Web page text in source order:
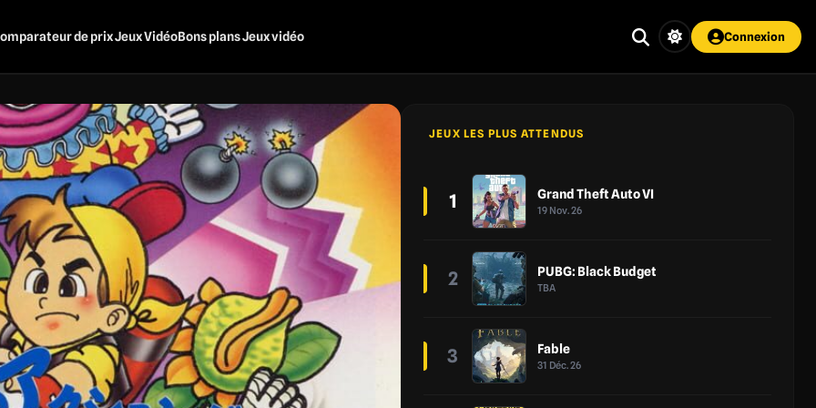
de prix Jeux VidéoBons plans Jeux vidéo Connexion
JEUX LES PLUS ATTENDUS
1 Grand Theft Auto VI
19 Nov. 26
2 PUBG: Black Budget
TBA
3 Fable
31 Déc. 26